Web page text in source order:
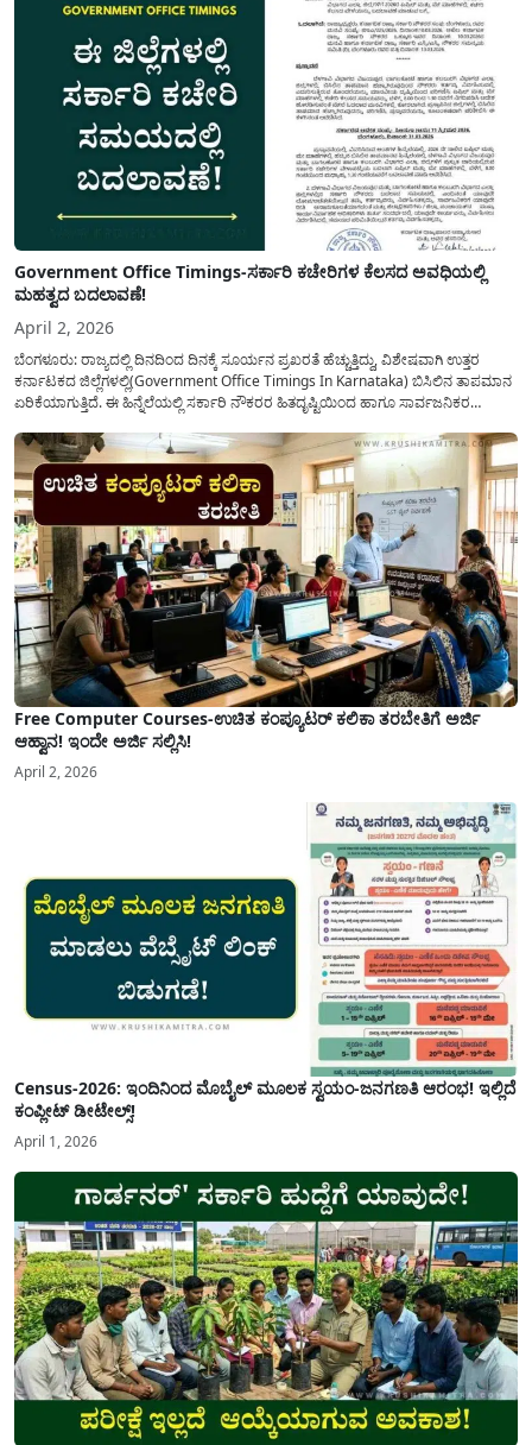
Government Office Timings-ಸರ್ಕಾರಿ ಕಚೇರಿಗಳ ಕೆಲಸದ ಅವಧಿಯಲ್ಲಿ
ಮಹತ್ವದ ಬದಲಾವಣೆ!
April 2, 2026
ಬೆಂಗಳೂರು: ರಾಜ್ಯದಲ್ಲಿ ದಿನದಿಂದ ದಿನಕ್ಕೆ ಸೂರ್ಯನ ಪ್ರಖರತೆ ಹೆಚ್ಚುತ್ತಿದ್ದು, ವಿಶೇಷವಾಗಿ ಉತ್ತರ
ಕರ್ನಾಟಕದ ಜಿಲ್ಲೆಗಳಲ್ಲಿ(Government Office Timings In Karnataka) ಬಿಸಿಲಿನ ತಾಪಮಾನ
ಏರಿಕೆಯಾಗುತ್ತಿದೆ. ಈ ಹಿನ್ನೆಲೆಯಲ್ಲಿ ಸರ್ಕಾರಿ ನೌಕರರ ಹಿತದೃಷ್ಟಿಯಿಂದ ಹಾಗೂ ಸಾರ್ವಜನಿಕರ
ಮತ್ತು ಕಲ್ಯಾಣ ಕರ್ನಾಟಕದ ಒಟ್ಟು 9 ಜಿಲ್ಲೆಗಳಲ್ಲಿ ಏಪ್ರಿಲ್...
Free Computer Courses-ಉಚಿತ ಕಂಪ್ಯೂಟರ್ ಕಲಿಕಾ ತರಬೇತಿಗೆ ಅರ್ಜಿ
ಆಹ್ವಾನ! ಇಂದೇ ಅರ್ಜಿ ಸಲ್ಲಿಸಿ!
April 2, 2026
Census-2026: ಇಂದಿನಿಂದ ಮೊಬೈಲ್ ಮೂಲಕ ಸ್ವಯಂ-ಜನಗಣತಿ ಆರಂಭ! ಇಲ್ಲಿದೆ
ಕಂಪ್ಲೀಟ್ ಡೀಟೇಲ್ಸ್!
April 1, 2026